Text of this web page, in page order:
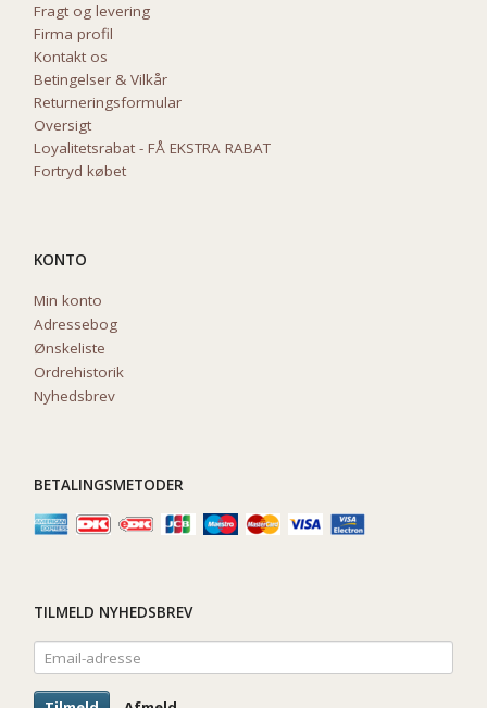
Fragt og levering
Firma profil
Kontakt os
Betingelser & Vilkår
Returneringsformular
Oversigt
Loyalitetsrabat - FÅ EKSTRA RABAT
Fortryd købet
KONTO
Min konto
Adressebog
Ønskeliste
Ordrehistorik
Nyhedsbrev
BETALINGSMETODER
TILMELD NYHEDSBREV
Email-
adresse